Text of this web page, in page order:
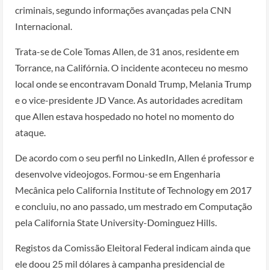
criminais, segundo informações avançadas pela CNN
Internacional.
Trata-se de Cole Tomas Allen, de 31 anos, residente em
Torrance, na Califórnia. O incidente aconteceu no mesmo
local onde se encontravam Donald Trump, Melania Trump
e o vice-presidente JD Vance. As autoridades acreditam
que Allen estava hospedado no hotel no momento do
ataque.
De acordo com o seu perfil no LinkedIn, Allen é professor e
desenvolve videojogos. Formou-se em Engenharia
Mecânica pelo California Institute of Technology em 2017
e concluiu, no ano passado, um mestrado em Computação
pela California State University-Dominguez Hills.
Registos da Comissão Eleitoral Federal indicam ainda que
ele doou 25 mil dólares à campanha presidencial de